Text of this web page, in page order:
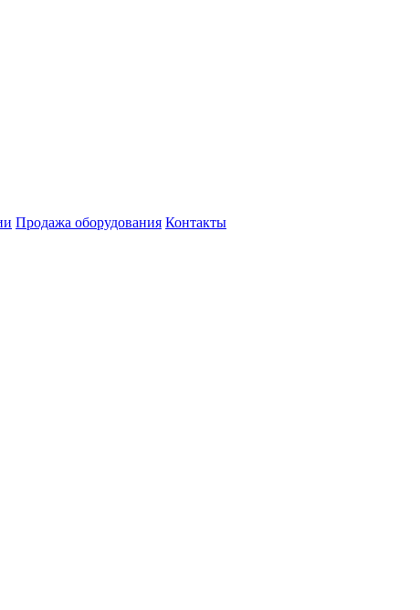
Продажа оборудования Контакты